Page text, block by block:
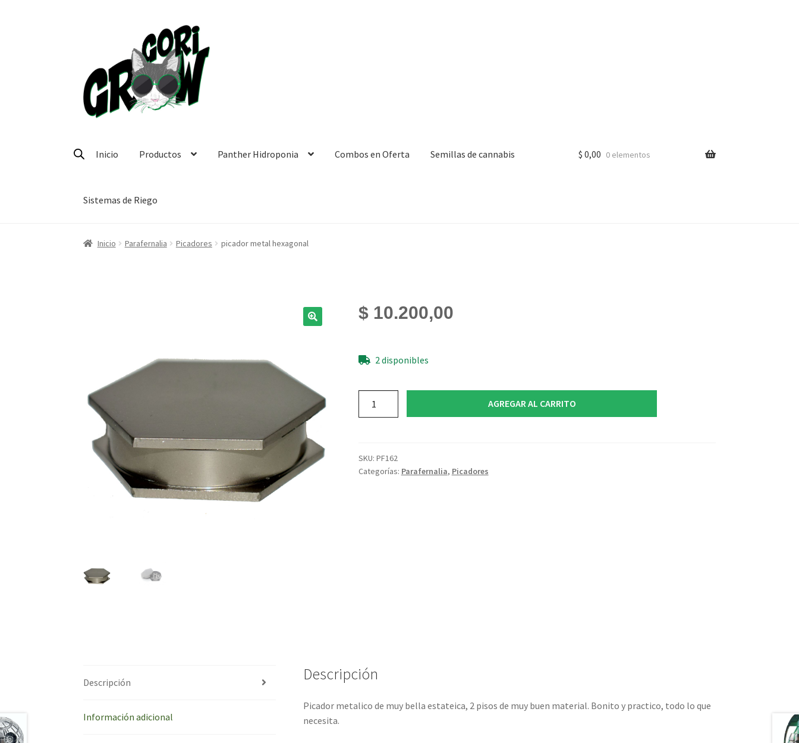
navegación
página
Inicio Productos Panther Hidroponia Combos en Oferta Semillas de cannabis
Sistemas de Riego
$ 0,00 0 elementos
Inicio Parafernalia Picadores picador metal hexagonal
$10.200,00
2 disponibles
AGREGAR AL CARRITO
SKU: PF162
Categorías: Parafernalia, Picadores
Descripción
Información adicional
Descripción
Picador metalico de muy bella estateica, 2 pisos de muy buen material. Bonito y practico, todo lo que
necesita.